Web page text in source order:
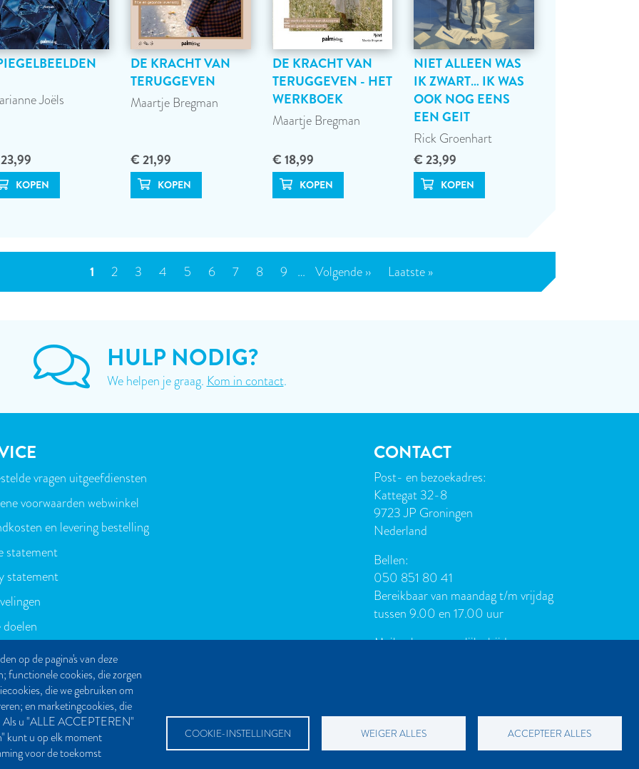
op de pagina's van deze
functionele cookies, die zorgen
die we gebruiken om
en marketingcookies, die
Als u "ALLE ACCEPTEREN"
kunt u op elk moment
voor de toekomst
COOKIE-INSTELLINGEN WEIGER ALLES ACCEPTEER ALLES
Joëls
DE KRACHT VAN
TERUGGEVEN
Maartje Bregman
€ 21,99
DE KRACHT VAN
TERUGGEVEN - HET
WERKBOEK
Maartje Bregman
€ 18,99
NIET ALLEEN WAS
IK ZWART… IK WAS
OOK NOG EENS
EEN GEIT
Rick Groenhart
€ 23,99
Huidige
pagina
1 Page
2 Page
3 Page
4 Page
5 Page
6 Page
7 Page
8 Page
9 … Volgende
pagina
Volgende ››
Laatste
pagina
Laatste »
HULP NODIG?
We helpen je graag. Kom in contact.
vragen uitgeefdiensten
voorwaarden webwinkel
en levering bestelling
statement
statement
CONTACT
Post- en bezoekadres:
Kattegat 32-8
9723 JP Groningen
Nederland
Bellen:
050 851 80 41
Bereikbaar van maandag t/m vrijdag
tussen 9.00 en 17.00 uur
Mailen kan natuurlijk altijd:
(manuscript/boekidee)